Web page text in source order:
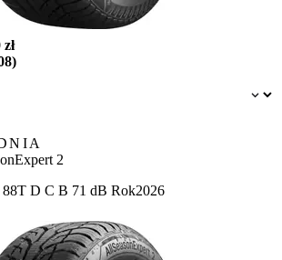
zł
2
88T Etykieta:
D C B 71 dB Rok2026